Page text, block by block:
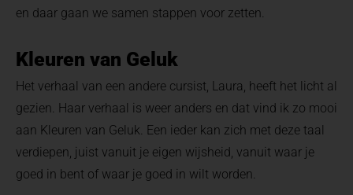
en daar gaan we samen stappen voor zetten.
Kleuren van Geluk
Het verhaal van een andere cursist, Laura, heeft het licht al
gezien. Haar verhaal is weer anders en dat vind ik zo mooi
aan Kleuren van Geluk. Een ieder kan zich met deze taal
verdiepen, juist vanuit je eigen wijsheid, vanuit waar je
goed in bent of waar je goed in wilt worden.